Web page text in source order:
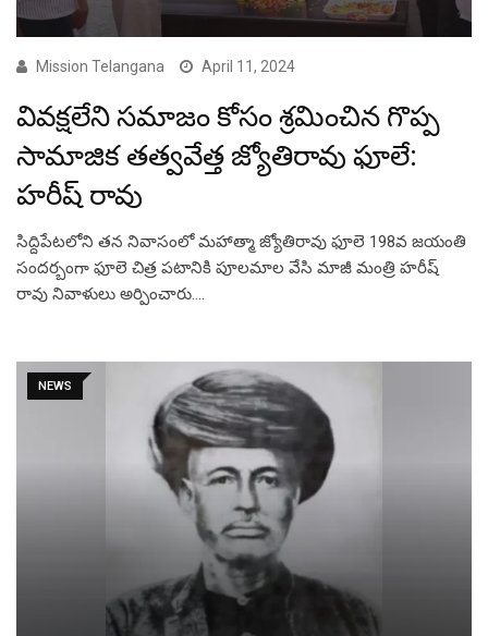
Mission Telangana April 11, 2024
వివక్షలేని సమాజం కోసం శ్రమించిన గొప్ప
సామాజిక తత్వవేత్త జ్యోతిరావు ఫూలే:
హరీష్ రావు
సిద్దిపేటలోని తన నివాసంలో మహాత్మా జ్యోతిరావు ఫూలె 198వ జయంతి
సందర్బంగా ఫూలె చిత్ర పటానికి పూలమాల వేసి మాజీ మంత్రి హరీష్
రావు నివాళులు అర్పించారు.…
NEWS